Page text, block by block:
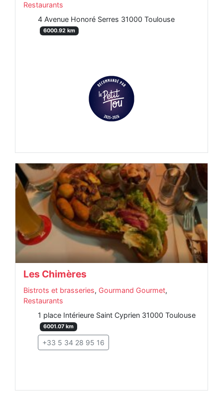
Restaurants
4 Avenue Honoré Serres 31000 Toulouse
6000.92 km
Les Chimères
Bistrots et brasseries, Gourmand Gourmet,
Restaurants
1 place Intérieure Saint Cyprien 31000 Toulouse
6001.07 km
+33 5 34 28 95 16